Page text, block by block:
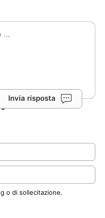
Invia risposta
il
o di sollecitazione.